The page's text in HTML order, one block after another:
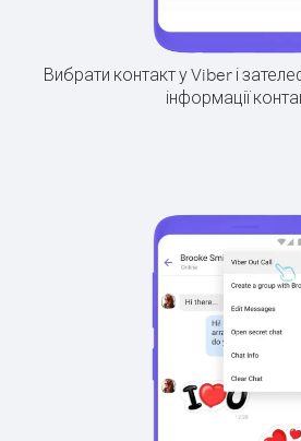
Вибрати контакт у Viber і
інформації